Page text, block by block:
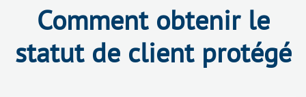
Comment obtenir le
statut de client protégé